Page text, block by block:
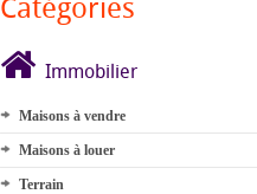
Immobilier
Maisons à vendre
Maisons à louer
Terrain